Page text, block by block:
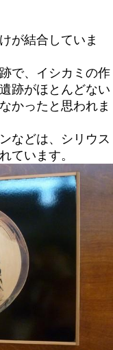
が結合していま
で、イシカミの作
跡がほとんどない
かったと思われま
などは、シリウス
ています。